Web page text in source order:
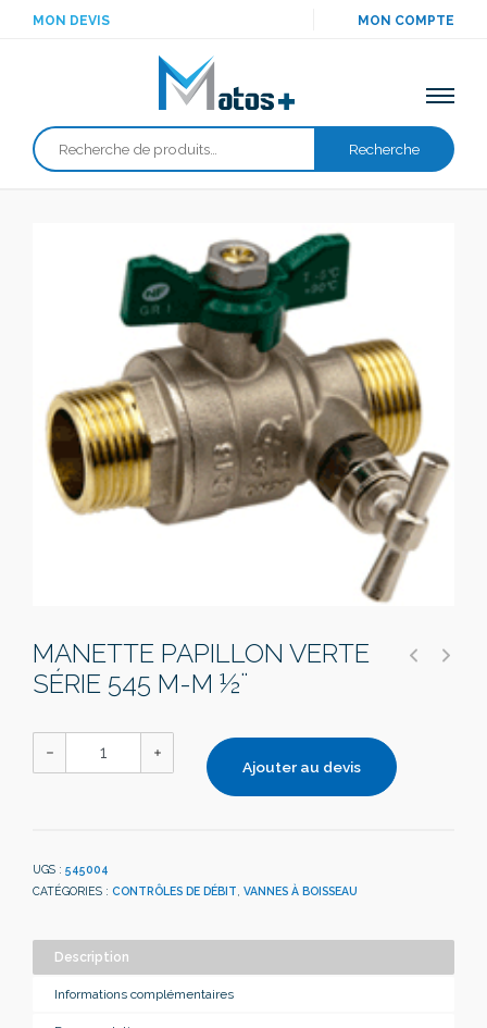
MON DEVIS MON COMPTE
Recherche
Recherche
MANETTE PAPILLON VERTE
SÉRIE 545 M-M ½¨
Ajouter au devis
UGS : 545004
CATÉGORIES : CONTRÔLES DE DÉBIT VANNES À BOISSEAU
Description
Informations complémentaires